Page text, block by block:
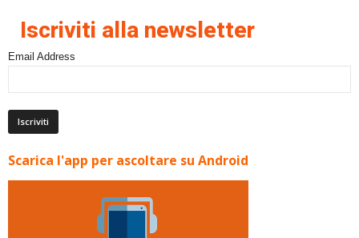
Iscriviti alla newsletter
Email Address
Scarica l'app per ascoltare su Android